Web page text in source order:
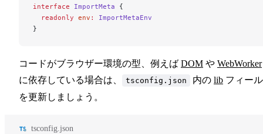
interface ImportMeta {
  readonly
env :
ImportMetaEnv
}
コードがブラウザー環境の型、例えば DOM や WebWorker
に依存している場合は、
tsconfig.json 内の lib フィー
を更新しましょう。
tsconfig.json